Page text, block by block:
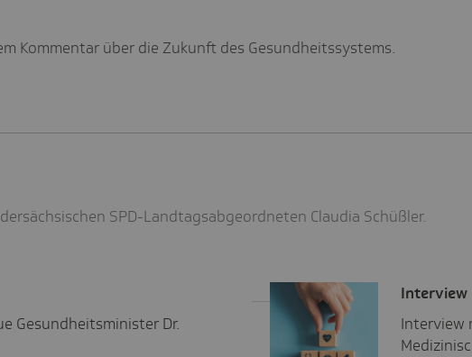
SPD-Landtagsabgeordneten Claudia Schüßler.
Gesundheitsminister Dr.
Inter­view
Interview